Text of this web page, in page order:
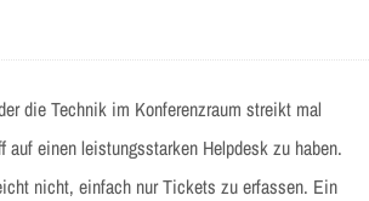
die Technik im Konferenzraum streikt mal
einen leistungsstarken Helpdesk zu haben.
nicht, einfach nur Tickets zu erfassen. Ein